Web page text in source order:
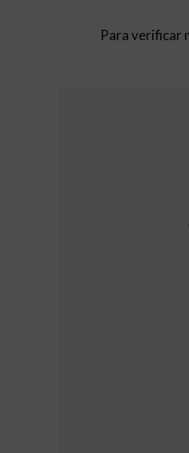
Para verificar